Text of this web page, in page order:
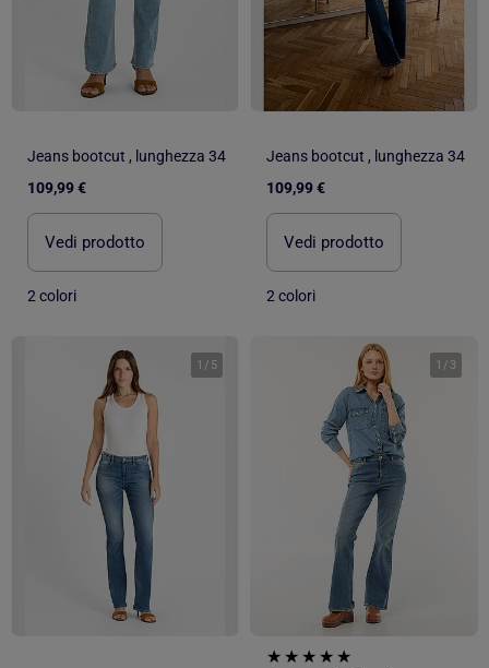
Jeans bootcut , lunghezza 34
109,99 €
Vedi prodotto
2 colori
Jeans bootcut , lunghezza 34
109,99 €
Vedi prodotto
2 colori
1 / 5 1 / 3